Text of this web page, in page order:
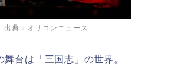
出典：オリコンニュース
舞台は「三国志」の世界。